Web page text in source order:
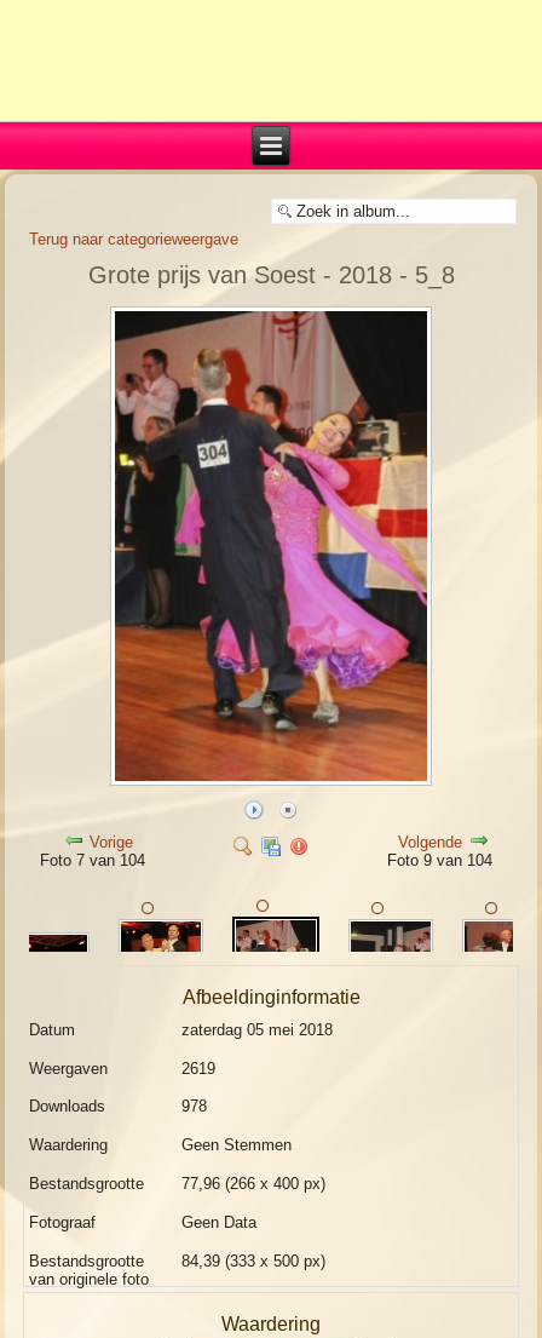
Terug naar categorieweergave
Grote prijs van Soest - 2018 - 5_8
Vorige
Foto 7 van 104
Volgende
Foto 9 van 104
Afbeeldinginformatie
Datum zaterdag 05 mei 2018
Weergaven 2619
Downloads 978
Waardering Geen Stemmen
Bestandsgrootte 77,96 (266 x 400 px)
Fotograaf Geen Data
Bestandsgrootte
van originele foto
84,39 (333 x 500 px)
Waardering